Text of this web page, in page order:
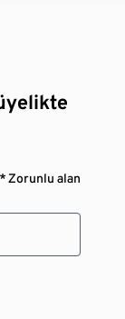
* Zorunlu alan